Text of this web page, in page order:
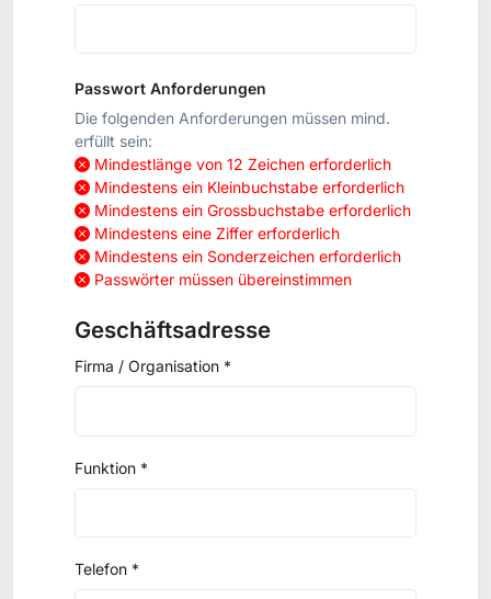
Passwort Anforderungen
Die folgenden Anforderungen müssen mind.
erfüllt sein:
Mindestlänge von 12 Zeichen erforderlich
Mindestens ein Kleinbuchstabe erforderlich
Mindestens ein Grossbuchstabe erforderlich
Mindestens eine Ziffer erforderlich
Mindestens ein Sonderzeichen erforderlich
Passwörter müssen übereinstimmen
Geschäftsadresse
Firma / Organisation *
Funktion *
Telefon *